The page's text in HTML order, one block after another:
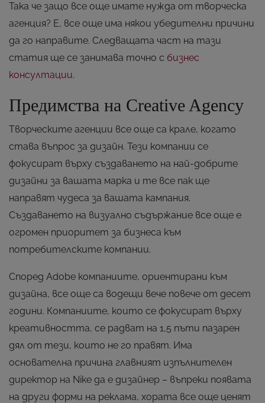
Така че защо все още имате нужда от творческа
агенция? Е, все още има някои убедителни причини
да го направите. Следващата част на тази
статия ще се занимава точно с бизнес
консултации.
Предимства на Creative Agency
Творческите агенции все още са крале, когато
става въпрос за дизайн. Тези компании се
фокусират върху създаването на най-добрите
дизайни за вашата марка и те все пак ще
направят чудеса за вашата кампания.
Създаването на визуално съдържание все още е
огромен приоритет за бизнеса към
потребителските компании.
Според Adobe компаниите, ориентирани към
дизайна, все още са водещи вече повече от десет
години. Компаниите, които се фокусират върху
креативността, се радват на 1,5 пъти пазарен
дял от тези, които не го правят. Има
основателна причина главният изпълнителен
директор на Nike да е дизайнер – въпреки появата
на други форми на реклама, хората все още ценят